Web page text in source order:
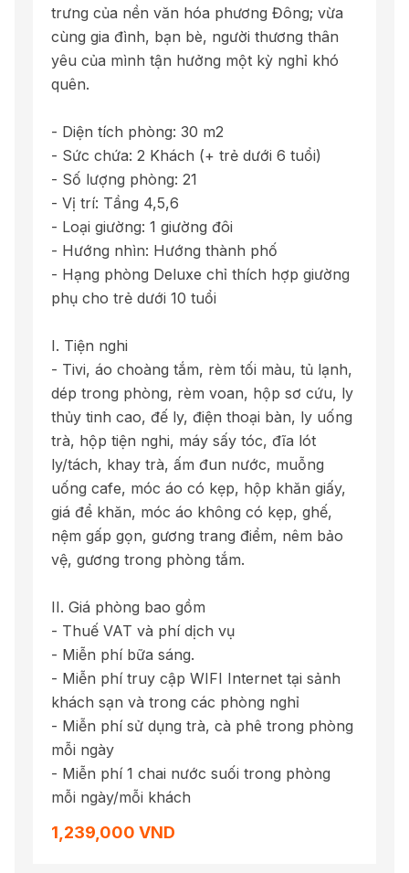
trưng của nền văn hóa phương Đông; vừa
cùng gia đình, bạn bè, người thương thân
yêu của mình tận hưởng một kỳ nghỉ khó
quên.
- Diện tích phòng: 30 m2
- Sức chứa: 2 Khách (+ trẻ dưới 6 tuổi)
- Số lượng phòng: 21
- Vị trí: Tầng 4,5,6
- Loại giường: 1 giường đôi
- Hướng nhìn: Hướng thành phố
- Hạng phòng Deluxe chỉ thích hợp giường
phụ cho trẻ dưới 10 tuổi
I. Tiện nghi
- Tivi, áo choàng tắm, rèm tối màu, tủ lạnh,
dép trong phòng, rèm voan, hộp sơ cứu, ly
thủy tinh cao, đế ly, điện thoại bàn, ly uống
trà, hộp tiện nghi, máy sấy tóc, đĩa lót
ly/tách, khay trà, ấm đun nước, muỗng
uống cafe, móc áo có kẹp, hộp khăn giấy,
giá để khăn, móc áo không có kẹp, ghế,
nệm gấp gọn, gương trang điểm, nêm bảo
vệ, gương trong phòng tắm.
II. Giá phòng bao gồm
- Thuế VAT và phí dịch vụ
- Miễn phí bữa sáng.
- Miễn phí truy cập WIFI Internet tại sảnh
khách sạn và trong các phòng nghỉ
- Miễn phí sử dụng trà, cà phê trong phòng
mỗi ngày
- Miễn phí 1 chai nước suối trong phòng
mỗi ngày/mỗi khách
1,239,000 VND